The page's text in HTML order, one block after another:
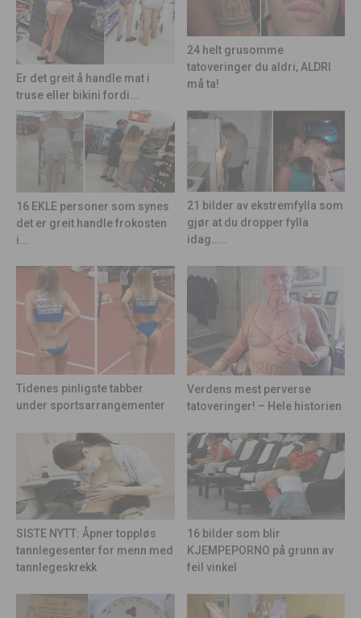
Er det greit å handle mat i
truse eller bikini fordi...
24 helt grusomme
tatoveringer du aldri, ALDRI
må ta!
16 EKLE personer som synes
det er greit handle frokosten
i...
21 bilder av ekstremfylla som
gjør at du dropper fylla
idag.....
Tidenes pinligste tabber
under sportsarrangementer
Verdens mest perverse
tatoveringer! – Hele historien
SISTE NYTT: Åpner toppløs
tannlegesenter for menn med
tannlegeskrekk
16 bilder som blir
KJEMPEPORNO på grunn av
feil vinkel